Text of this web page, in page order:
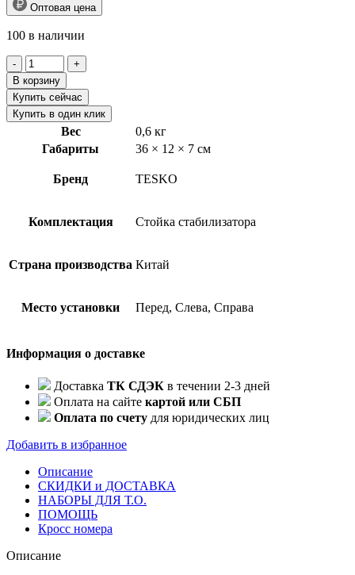
Оптовая цена
100 в наличии
Количество
товара
Стойка
стабилизатора
Haval
(2906100XKQ04A)
В корзину
Купить сейчас
Купить в один клик
Вес
0,6 кг
Габариты
36 × 12 × 7 см
Бренд TESKO
Комплектация Стойка стабилизатора
Страна производства Китай
Место установки Перед, Слева, Справа
Информация о доставке
Доставка ТК СДЭК в течении 2-3 дней
Оплата на сайте картой или СБП
Оплата по счету для юридических лиц
Добавить в избранное
Описание
СКИДКИ и ДОСТАВКА
НАБОРЫ ДЛЯ Т.О.
ПОМОЩЬ
Кросс номера
Описание